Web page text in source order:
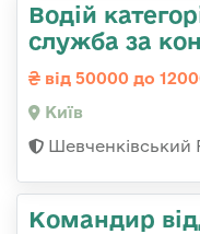
Водій
служба за
від 50000 до
Київ
Шевченківський
Командир